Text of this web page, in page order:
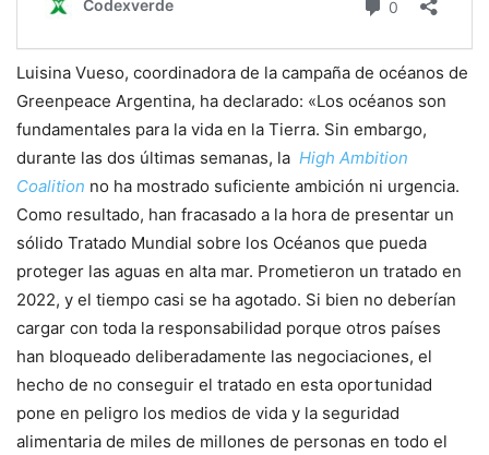
Luisina Vueso, coordinadora de la campaña de océanos de
Greenpeace Argentina, ha declarado: «Los océanos son
fundamentales para la vida en la Tierra. Sin embargo,
durante las dos últimas semanas, la High Ambition
Coalition no ha mostrado suficiente ambición ni urgencia.
Como resultado, han fracasado a la hora de presentar un
sólido Tratado Mundial sobre los Océanos que pueda
proteger las aguas en alta mar. Prometieron un tratado en
2022, y el tiempo casi se ha agotado. Si bien no deberían
cargar con toda la responsabilidad porque otros países
han bloqueado deliberadamente las negociaciones, el
hecho de no conseguir el tratado en esta oportunidad
pone en peligro los medios de vida y la seguridad
alimentaria de miles de millones de personas en todo el